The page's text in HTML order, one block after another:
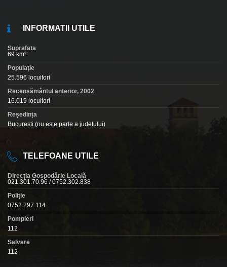
INFORMATII UTILE
Suprafata
69 km²
Populație
25.596 locuitori
Recensământul anterior, 2002
16.019 locuitori
Reședința
București (nu este parte a județului)
TELEFOANE UTILE
Direcția Gospodărie Locală
021.301.70.96 / 0752.302.838
Poliție
0752.297.114
Pompieri
112
Salvare
112